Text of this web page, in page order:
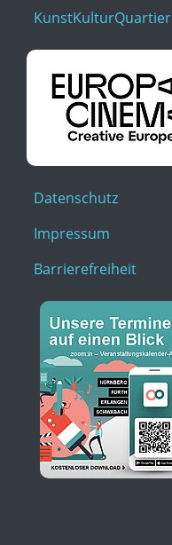
KunstKulturQuartier
Datenschutz
Impressum
Barrierefreiheit